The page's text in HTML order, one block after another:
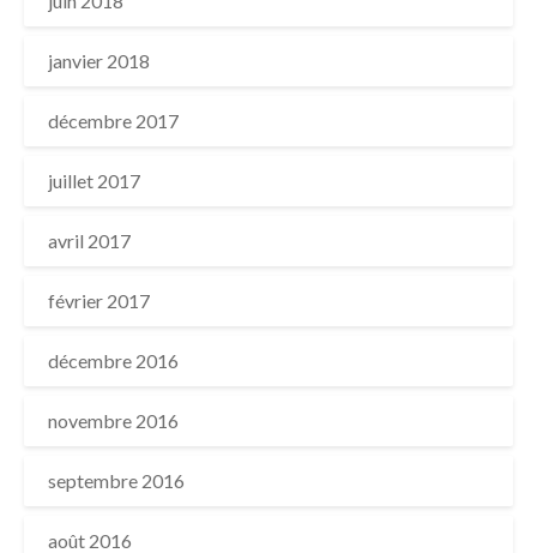
janvier 2018
décembre 2017
juillet 2017
avril 2017
février 2017
décembre 2016
novembre 2016
septembre 2016
août 2016